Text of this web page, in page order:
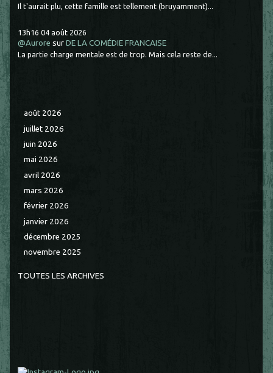
Il t'aurait plu, cette famille est tellement (bruyamment)...
13h16 04 août 2026
@Aurore surDE LA COMÉDIE FRANCAISE
La partie charge mentale est de trop. Mais cela reste de...
août 2026
juillet 2026
juin 2026
mai 2026
avril 2026
mars 2026
février 2026
janvier 2026
décembre 2025
novembre 2025
TOUTES LES ARCHIVES